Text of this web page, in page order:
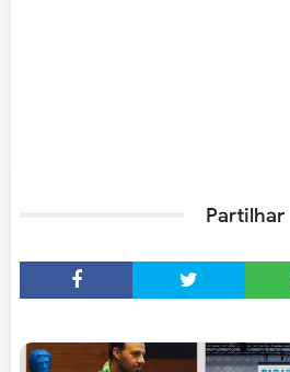
Partilhar